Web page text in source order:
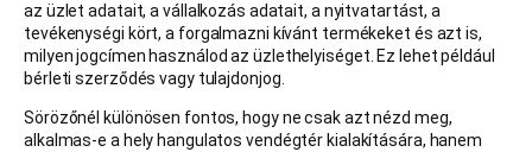
az üzlet adatait, a vállalkozás adatait, a nyitvatartást, a
tevékenységi kört, a forgalmazni kívánt termékeket és azt is,
milyen jogcímen használod az üzlethelyiséget. Ez lehet például
bérleti szerződés vagy tulajdonjog.
Sörözőnél különösen fontos, hogy ne csak azt nézd meg,
alkalmas-e a hely hangulatos vendégtér kialakítására, hanem